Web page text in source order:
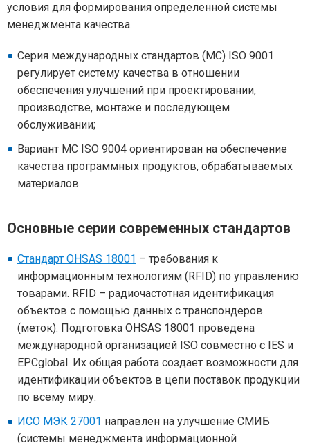
условия для формирования определенной системы
менеджмента качества.
Серия международных стандартов (МС) ISO 9001
регулирует систему качества в отношении
обеспечения улучшений при проектировании,
производстве, монтаже и последующем
обслуживании;
Вариант МС ISO 9004 ориентирован на обеспечение
качества программных продуктов, обрабатываемых
материалов.
Основные серии современных стандартов
Стандарт OHSAS 18001 – требования к
информационным технологиям (RFID) по управлению
товарами. RFID – радиочастотная идентификация
объектов с помощью данных с транспондеров
(меток). Подготовка OHSAS 18001 проведена
международной организацией ISO совместно с IES и
EPCglobal. Их общая работа создает возможности для
идентификации объектов в цепи поставок продукции
по всему миру.
ИСО МЭК 27001 направлен на улучшение СМИБ
(системы менеджмента информационной